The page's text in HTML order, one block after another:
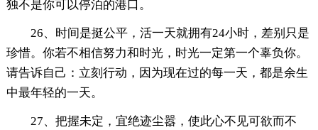
独不是你可以停泊的港口。
26、时间是挺公平，活一天就拥有24小时，差别只是
珍惜。你若不相信努力和时光，时光一定第一个辜负你。
请告诉自己：立刻行动，因为现在过的每一天，都是余生
中最年轻的一天。
27、把握未定，宜绝迹尘嚣，使此心不见可欲而不